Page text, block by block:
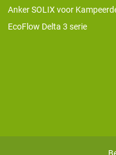
Anker SOLIX voor
EcoFlow Delta 3 serie